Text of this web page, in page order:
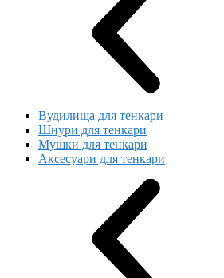
Вудилища для тенкари
Шнури для тенкари
Мушки для тенкари
Аксесуари для тенкари